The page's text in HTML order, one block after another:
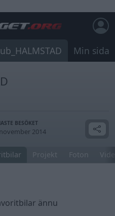
Min sida
BESÖKET
2014
Projekt Foton
ännu